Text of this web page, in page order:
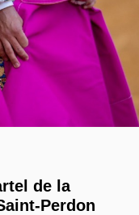
de la
Perdon